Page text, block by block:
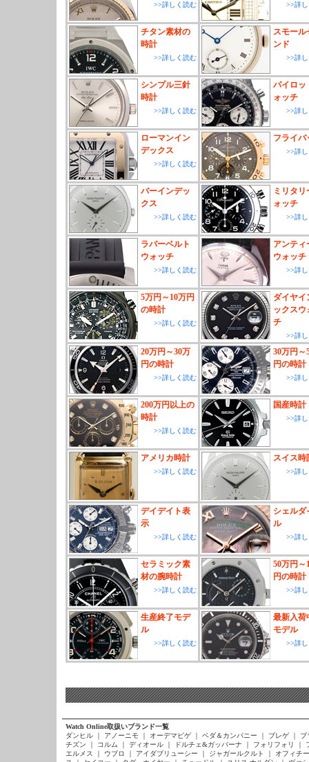
>>詳しく読む >>詳
チタン素材の
時計
>>詳しく読む
スモール
ンド
>>詳
シンプル三針
時計
>>詳しく読む
パイロッ
ォッチ
>>詳
ローマンイン
デックス
>>詳しく読む
フライバ
>>詳
バーインデッ
クス
>>詳しく読む
ミリタリ
ォッチ
>>詳
ラバーベルト
ウォッチ
>>詳しく読む
アンティ
ウォッチ
>>詳
5万円～10万円
の時計
>>詳しく読む
ダイヤイ
ックスウ
チ
>>詳
20万円～30万
円の時計
>>詳しく読む
30万円～
円の時計
>>詳
200万円以上の
時計
>>詳しく読む
国産時計
>>詳
アメリカ時計
>>詳しく読む
スイス時
>>詳
デイデイト表
示
>>詳しく読む
シェルダ
ル
>>詳
セラミック素
材の腕時計
>>詳しく読む
50万円～
円の時計
>>詳
生産終了モデ
ル
>>詳しく読む
最新入荷
モデル
>>詳
Watch Online取扱いブランド一覧
ダンヒル
｜ アノーニモ ｜ オーデマピゲ ｜ ベダ＆カンパニー ｜ ブレゲ ｜
ブ
チズン
｜ コルム ｜ ディオール ｜ ドルチェ&ガッバーナ ｜ フォリフォリ ｜
エルメス
｜ ウブロ ｜ アイダブリューシー ｜ ジャガールクルト ｜
オフィチ